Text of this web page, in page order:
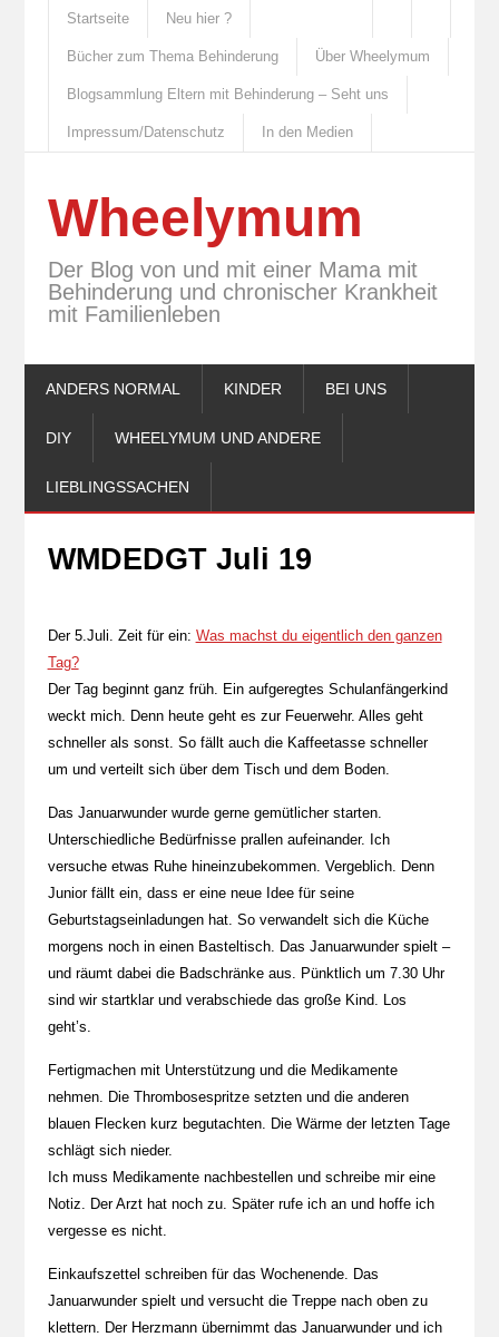
Startseite Neu hier ?
Bücher zum Thema Behinderung Über Wheelymum
Blogsammlung Eltern mit Behinderung – Seht uns
Impressum/Datenschutz In den Medien
Wheelymum
Der Blog von und mit einer Mama mit
Behinderung und chronischer Krankheit
mit Familienleben
ANDERS NORMAL KINDER BEI UNS
DIY WHEELYMUM UND ANDERE
LIEBLINGSSACHEN
WMDEDGT Juli 19
Der 5.Juli. Zeit für ein: Was machst du eigentlich den ganzen
Tag?
Der Tag beginnt ganz früh. Ein aufgeregtes Schulanfängerkind
weckt mich. Denn heute geht es zur Feuerwehr. Alles geht
schneller als sonst. So fällt auch die Kaffeetasse schneller
um und verteilt sich über dem Tisch und dem Boden.
Das Januarwunder wurde gerne gemütlicher starten.
Unterschiedliche Bedürfnisse prallen aufeinander. Ich
versuche etwas Ruhe hineinzubekommen. Vergeblich. Denn
Junior fällt ein, dass er eine neue Idee für seine
Geburtstagseinladungen hat. So verwandelt sich die Küche
morgens noch in einen Basteltisch. Das Januarwunder spielt –
und räumt dabei die Badschränke aus. Pünktlich um 7.30 Uhr
sind wir startklar und verabschiede das große Kind. Los
geht’s.
Fertigmachen mit Unterstützung und die Medikamente
nehmen. Die Thrombosespritze setzten und die anderen
blauen Flecken kurz begutachten. Die Wärme der letzten Tage
schlägt sich nieder.
Ich muss Medikamente nachbestellen und schreibe mir eine
Notiz. Der Arzt hat noch zu. Später rufe ich an und hoffe ich
vergesse es nicht.
Einkaufszettel schreiben für das Wochenende. Das
Januarwunder spielt und versucht die Treppe nach oben zu
klettern. Der Herzmann übernimmt das Januarwunder und ich